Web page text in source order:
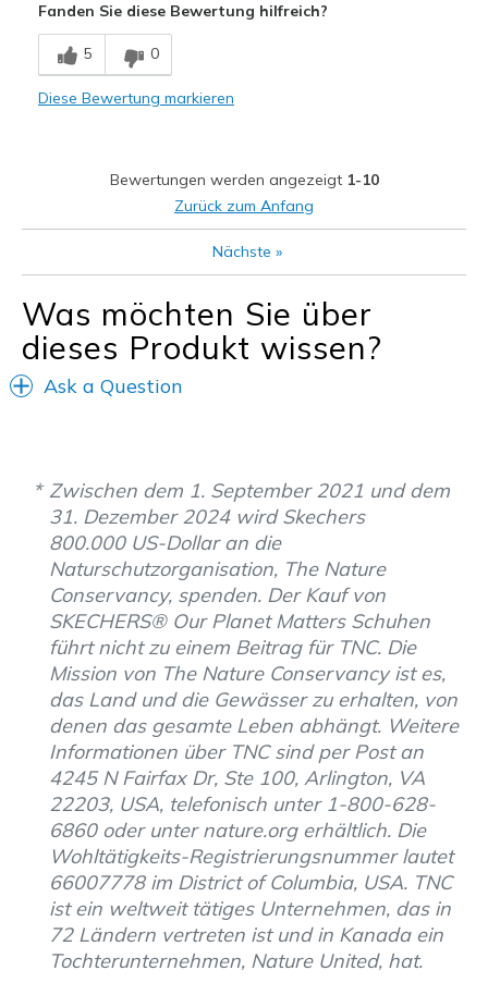
Geeignete Verwendung
Travel
View On Shoes
I'm Into Shoes
Fanden Sie diese Bewertung hilfreich?
5 0
Diese Bewertung markieren
Bewertungen werden angezeigt 1-10
Zurück zum Anfang
Nächste »
Was möchten Sie über
dieses Produkt wissen?
Ask a Question
Zwischen dem 1. September 2021 und dem
31. Dezember 2024 wird Skechers
800.000 US-Dollar an die
Naturschutzorganisation, The Nature
Conservancy, spenden. Der Kauf von
SKECHERS® Our Planet Matters Schuhen
führt nicht zu einem Beitrag für TNC. Die
Mission von The Nature Conservancy ist es,
das Land und die Gewässer zu erhalten, von
denen das gesamte Leben abhängt. Weitere
Informationen über TNC sind per Post an
4245 N Fairfax Dr, Ste 100, Arlington, VA
22203, USA, telefonisch unter 1-800-628-
6860 oder unter nature.org erhältlich. Die
Wohltätigkeits-Registrierungsnummer lautet
66007778 im District of Columbia, USA. TNC
ist ein weltweit tätiges Unternehmen, das in
72 Ländern vertreten ist und in Kanada ein
Tochterunternehmen, Nature United, hat.